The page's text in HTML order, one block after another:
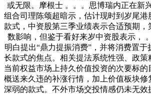
或无限。摩根士 。。。思博瑞内正在新
组合司理陈颂超暗示，估计现时到岁尾港
款式，中资股第三季业绩表示合适预期，
数影响，但鉴于看好来岁中资股表示，
明白提出“鼎力提振消费”，并将消费置
长款式的焦点。相关提法系统性强、政策
当前权益市场上持久价值投资的次要标
概送来久违的补涨行情，加上价值板块修
深弱的款式。不外市场交投情感仍未无效